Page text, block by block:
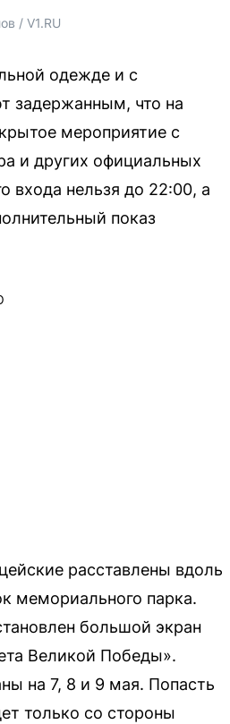
/ V1.RU
одежде и с
задержанным, что на
мероприятие с
и других официальных
входа нельзя до 22:00, а
показ
расставлены вдоль
мемориального парка.
большой экран
Великой Победы».
на 7, 8 и 9 мая. Попасть
только со стороны